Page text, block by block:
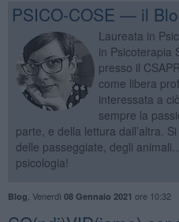
PSICO-COSE — il
Laureata in
in Psicoterapia
presso il
come libera
interessata a
sempre la
parte, e della lettura dall’altra.
delle passeggiate, degli
psicologia!
Blog Venerdì 08 Gennaio 2021 ore 10:32